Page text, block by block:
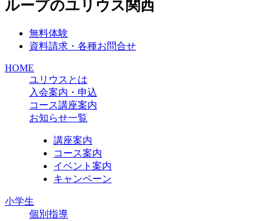
無料体験
資料請求・各種お問合せ
HOME
ユリウスとは
入会案内・申込
コース講座案内
お知らせ一覧
講座案内
コース案内
イベント案内
キャンペーン
小学生
個別指導